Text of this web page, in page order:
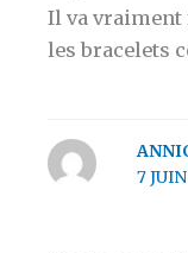
Il va vraiment
les bracelets
7